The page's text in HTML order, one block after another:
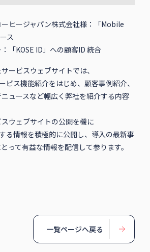
ーヒージャパン株式会社様：「Mobile
ス
「KOSE ID」への顧客ID 統合
ービスウェブサイトでは、
ビス機能紹介をはじめ、顧客事例紹介、
ュースなど幅広く弊社を紹介する内容
ウェブサイトの公開を機に
る情報を積極的に公開し、導入の最新事
って有益な情報を配信して参ります。
一覧ページへ戻る